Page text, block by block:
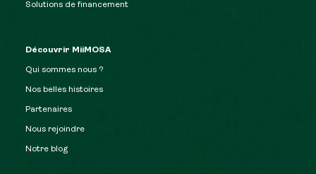
Solutions de financement
Découvrir MiiMOSA
Qui sommes nous ?
Nos belles histoires
Partenaires
Nous rejoindre
Notre blog